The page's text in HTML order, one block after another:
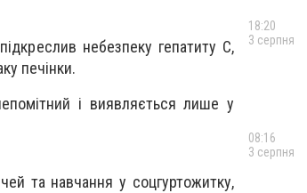
небезпеку гепатиту С,
печінки.
і виявляється лише у
та навчання у соцгуртожитку,
18:20
3 серпня
08:16
3 серпня